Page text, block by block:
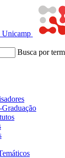
Unicamp
Busca por
Graduação